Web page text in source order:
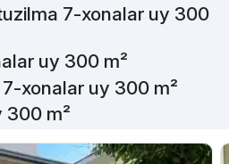
7-xonalar uy 300
uy 300 m²
xonalar uy 300 m²
300 m²